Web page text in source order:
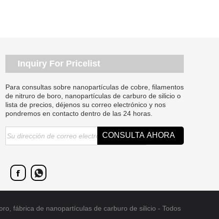
Inquiry For Pricelist
Para consultas sobre nanopartículas de cobre, filamentos
de nitruro de boro, nanopartículas de carburo de silicio o
lista de precios, déjenos su correo electrónico y nos
pondremos en contacto dentro de las 24 horas.
fábrica de nanopartículas de carburo de silicio - Todos